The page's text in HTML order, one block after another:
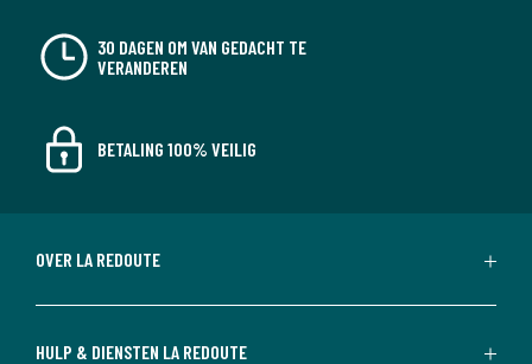
30 DAGEN OM VAN GEDACHT TE
VERANDEREN
BETALING 100% VEILIG
OVER LA REDOUTE
HULP & DIENSTEN LA REDOUTE